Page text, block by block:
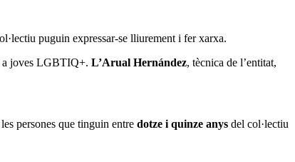
puguin expressar-se lliurement i fer xarxa.
a joves LGBTIQ+. L’Arual Hernández, tècnica de l’entitat,
persones que tinguin entre dotze i quinze anys del col·lectiu